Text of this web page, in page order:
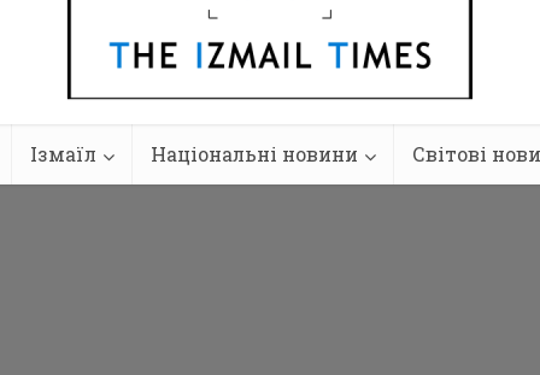
Ізмаїл Національні новини Світові